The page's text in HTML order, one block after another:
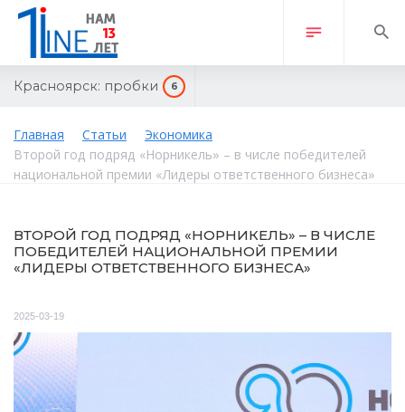
Красноярск: пробки 6
Главная Статьи
Экономика
Второй год подряд «Норникель» – в числе победителей
национальной премии «Лидеры ответственного бизнеса»
ВТОРОЙ ГОД ПОДРЯД «НОРНИКЕЛЬ» – В ЧИСЛЕ
ПОБЕДИТЕЛЕЙ НАЦИОНАЛЬНОЙ ПРЕМИИ
«ЛИДЕРЫ ОТВЕТСТВЕННОГО БИЗНЕСА»
2025-03-19